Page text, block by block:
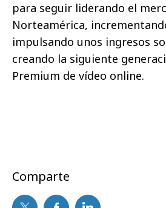
para seguir liderando el
Norteamérica,
impulsando unos ingresos
creando la siguiente
Premium de vídeo online.
Comparte